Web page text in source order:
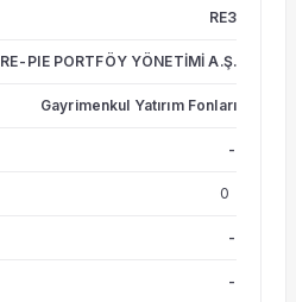
RE3
RE-PIE PORTFÖY YÖNETİMİ A.Ş.
Gayrimenkul Yatırım Fonları
-
0
-
-